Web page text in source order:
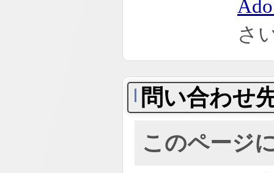
さ
問い合わせ
このページ